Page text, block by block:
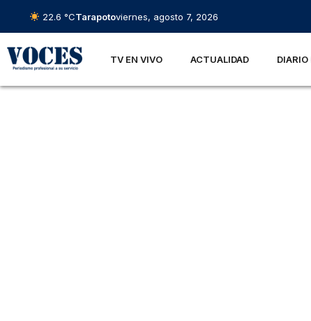
22.6 °CTarapotoviernes, agosto 7, 2026
TV EN VIVO ACTUALIDAD